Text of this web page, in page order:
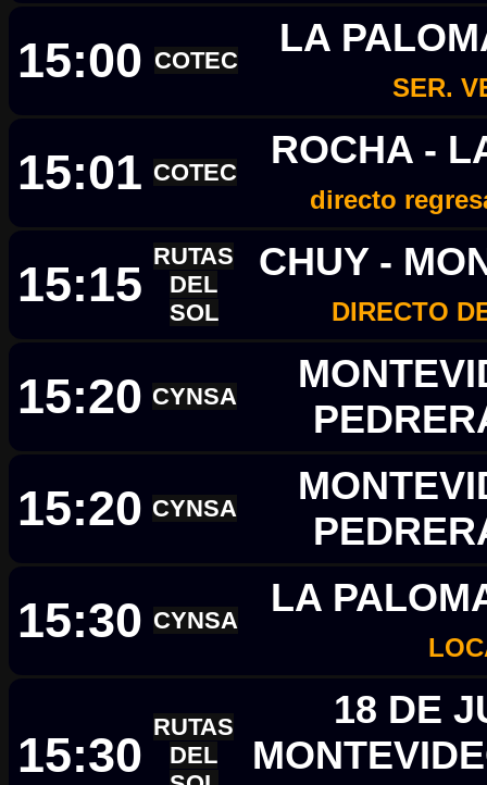
15:00 COTEC
LA
SER.
15:01 COTEC
ROCHA -
directo
15:15
RUTAS
DEL
SOL
CHUY -
DIRECTO
15:20 CYNSA
15:20 CYNSA
15:30 CYNSA
LA
15:30
RUTAS
DEL
18 DE